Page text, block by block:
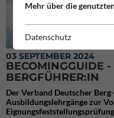
03 SEPTEMBER 2024
BECOMINGGUIDE
BERGFÜHRER:IN
Der Verband Deutscher
Ausbildungslehrgänge zur
Mehr über die
Datenschutz